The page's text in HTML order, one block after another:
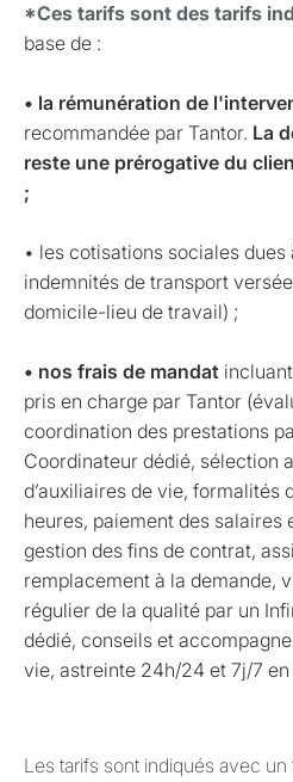
*Ces tarifs sont des tarifs
base de :
• la rémunération de
recommandée par Tantor. La
reste une prérogative du
;
• les cotisations sociales dues
indemnités de transport
domicile-lieu de travail) ;
• nos frais de mandat
pris en charge par Tantor
coordination des prestations
Coordinateur dédié, sélection
d’auxiliaires de vie, formalités
heures, paiement des salaires
gestion des fins de contrat,
remplacement à la demande,
régulier de la qualité par un
dédié, conseils et
vie, astreinte 24h/24 et 7j/7 en
Les tarifs sont indiqués avec un